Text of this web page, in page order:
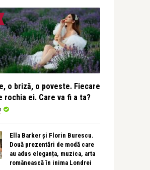
o briză, o poveste. Fiecare
rochia ei. Care va fi a ta?
Ella Barker și Florin Burescu.
Două prezentări de modă care
au adus eleganța, muzica, arta
românească în inima Londrei